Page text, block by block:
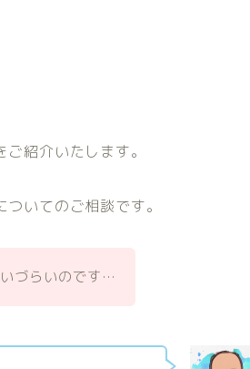
紹介いたします。
いてのご相談です。
づらいのです…